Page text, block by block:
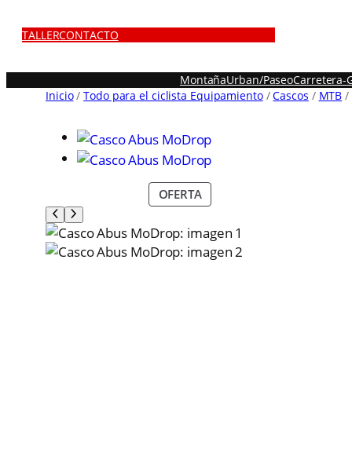
TALLERCONTACTO
MontañaUrban/PaseoCarretera-
Inicio/Todo para el ciclista Equipamiento/Cascos / MTB /
OFERTAP
R
D
U